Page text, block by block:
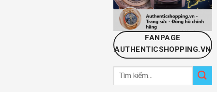
FANPAGE
AUTHENTICSHOPPING.VN
Tìm